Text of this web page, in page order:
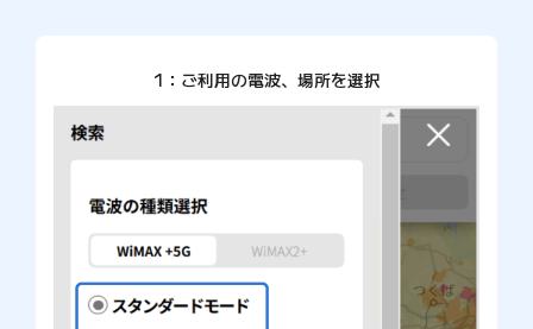
1：ご利用の電波、場所を選択